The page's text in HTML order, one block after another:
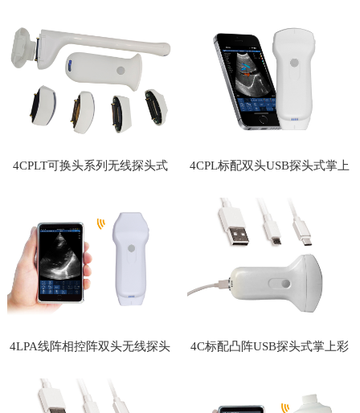
掌上彩超 掌上彩超
4CPLT可换头系列无线探头式 4CPL标配双头USB探头式掌上
彩超
4LPA线阵相控阵双头无线探头
式掌上彩
4C标配凸阵USB探头式掌上彩